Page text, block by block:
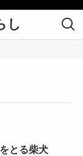
し
とる柴犬